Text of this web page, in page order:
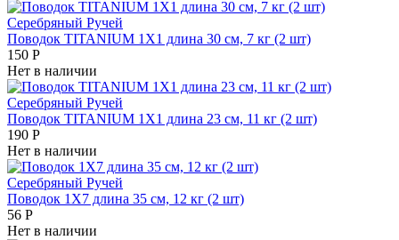
Серебряный Ручей
Поводок TITANIUM 1Х1 длина 30 см, 7 кг (2 шт)
150 Р
Нет в наличии
Серебряный Ручей
Поводок TITANIUM 1Х1 длина 23 см, 11 кг (2 шт)
190 Р
Нет в наличии
Серебряный Ручей
Поводок 1Х7 длина 35 см, 12 кг (2 шт)
56 Р
Нет в наличии